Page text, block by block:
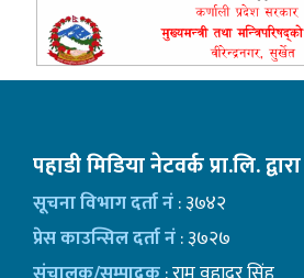
पहाडी मिडिया नेटवर्क प्रा.लि.
सूचना विभाग दर्ता नं: ३७४२
प्रेस काउन्सिल दर्ता नं: ३७२७